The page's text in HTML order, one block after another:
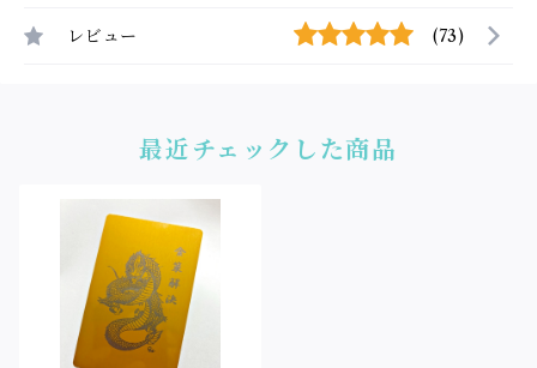
レビュー (73)
最近チェックした商品